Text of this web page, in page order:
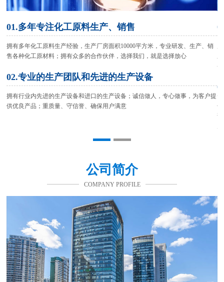
01.多年专注化工原料生产、销售
拥有多年化工原料生产经验，生产厂房面积10000平方米，专业研发、生产、销
售各种化工原材料；拥有众多的合作伙伴，选择我们，就是选择放心
02.专业的生产团队和先进的生产设备
拥有行业内先进的生产设备和进口的生产设备；诚信做人，专心做事，为客户提
供优良产品；重质量、守信誉、确保用户满意
公司简介
COMPANY PROFILE